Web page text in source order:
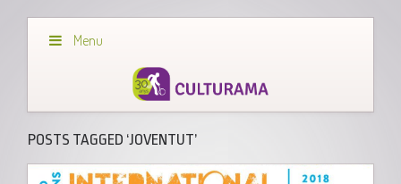
Menu
POSTS TAGGED ‘JOVENTUT’